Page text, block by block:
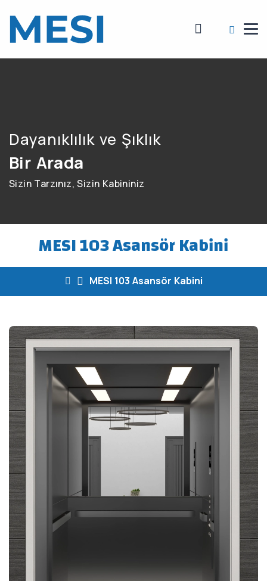
Dayanıklılık ve Şıklık
Bir Arada
Sizin Tarzınız, Sizin Kabininiz
MESI 103 Asansör Kabini
MESI 103 Asansör Kabini